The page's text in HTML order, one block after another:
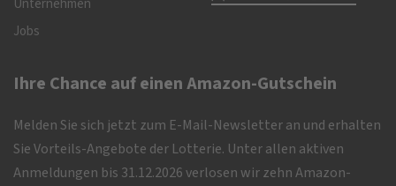
Unternehmen
Jobs
Ihre Chance auf einen Amazon-Gutschein
Melden Sie sich jetzt zum E-Mail-Newsletter an und erhalten
Sie Vorteils-Angebote der Lotterie. Unter allen aktiven
Anmeldungen bis 31.12.2026 verlosen wir zehn Amazon-